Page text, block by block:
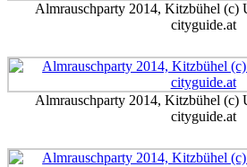
Almrauschparty 2014, Kitzbühel (c)
cityguide.at
Almrauschparty 2014, Kitzbühel (c)
cityguide.at